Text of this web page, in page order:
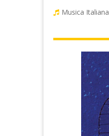
Musica Italiana